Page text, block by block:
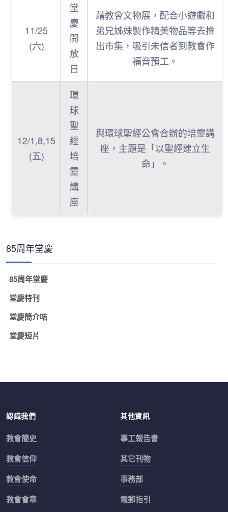
11/25
(六)
堂
慶
開
放
日
藉教會文物展，配合小遊戲和
弟兄姊妹製作精美物品等去推
出市集，吸引未信者到教會作
福音預工。
12/1,8,15
(五)
環
球
聖
經
培
靈
講
座
與環球聖經公會合辦的培靈講
座，主題是「以聖經建立生
命」。
85周年堂慶
85周年堂慶
堂慶特刊
堂慶簡介咭
堂慶短片
認識我們
教會簡史
教會信仰
教會使命
教會會章
其他資訊
事工報告書
其它刊物
事務部
電郵指引